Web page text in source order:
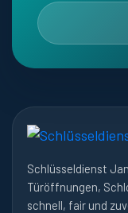
Schlüsseldienst
Türöffnungen,
schnell, fair und